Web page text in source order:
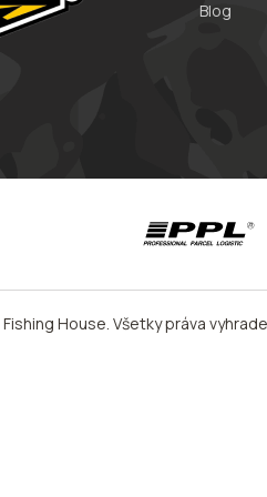
Blog
Fishing House. Všetky práva